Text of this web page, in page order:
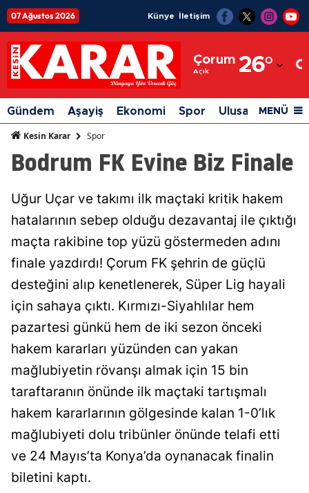
07 Ağustos 2026 Künye İletişim
Çorum
Açık 26°
Adıyaman
Afyonkarahisar
Ağrı
Amasya
Antalya
Artvin
Aydın
Balıkesir
Bilecik
Bingöl
Bolu
Burdur
Gündem Aşayiş Ekonomi Spor Ulusal Siyaset
MENÜ
Kesin Karar Spor
Bodrum FK Evine Biz Finale
Uğur Uçar ve takımı ilk maçtaki kritik hakem
hatalarının sebep olduğu dezavantaj ile çıktığı
maçta rakibine top yüzü göstermeden adını
finale yazdırdı! Çorum FK şehrin de güçlü
desteğini alıp kenetlenerek, Süper Lig hayali
için sahaya çıktı. Kırmızı-Siyahlılar hem
pazartesi günkü hem de iki sezon önceki
hakem kararları yüzünden can yakan
mağlubiyetin rövanşı almak için 15 bin
taraftaranın önünde ilk maçtaki tartışmalı
hakem kararlarının gölgesinde kalan 1-0’lık
mağlubiyeti dolu tribünler önünde telafi etti
ve 24 Mayıs’ta Konya’da oynanacak finalin
biletini kaptı.